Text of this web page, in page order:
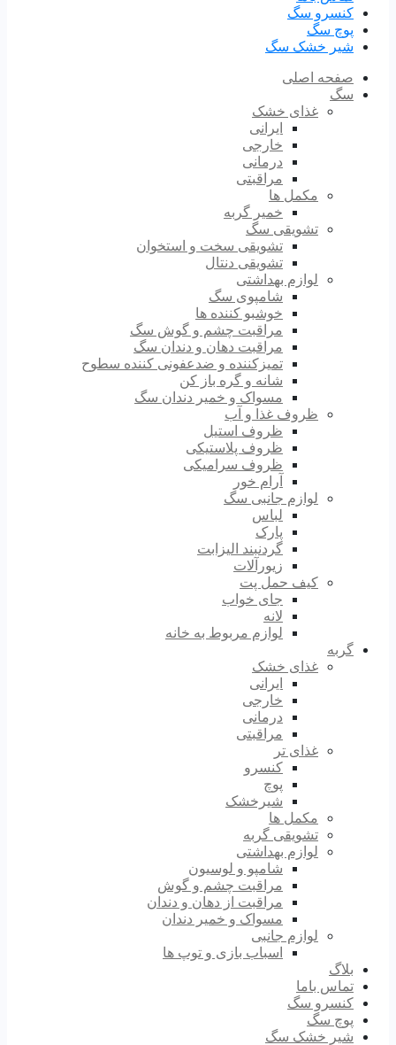
کنسرو سگ
پوچ سگ
شیر خشک سگ
صفحه اصلی
سگ
غذای خشک
ایرانی
خارجی
درمانی
مراقبتی
مکمل ها
خمیر گربه
تشویقی سگ
تشویقی سخت و استخوان
تشویقی دنتال
لوازم بهداشتی
شامپوی سگ
خوشبو کننده ها
مراقبت چشم و گوش سگ
مراقبت دهان و دندان سگ
تمیزکننده و ضدعفونی کننده سطوح
شانه و گره باز کن
مسواک و خمیر دندان سگ
ظروف غذا و آب
ظروف استیل
ظروف پلاستیکی
ظروف سرامیکی
آرام خور
لوازم جانبی سگ
لباس
پارک
گردنبند الیزابت
زیورآلات
کیف حمل پت
جای خواب
لانه
لوازم مربوط به خانه
گربه
غذای خشک
ایرانی
خارجی
درمانی
مراقبتی
غذای تر
کنسرو
پوچ
شیرخشک
مکمل ها
تشویقی گربه
لوازم بهداشتی
شامپو و لوسیون
مراقبت چشم و گوش
مراقبت از دهان و دندان
مسواک و خمیر دندان
لوازم جانبی
اسباب بازی و توپ ها
بلاگ
تماس باما
کنسرو سگ
پوچ سگ
شیر خشک سگ